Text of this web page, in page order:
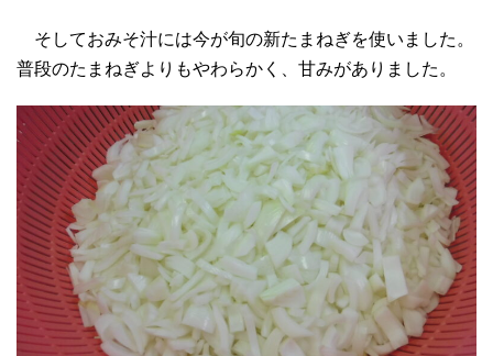
そしておみそ汁には今が旬の新たまねぎを使いました。
普段のたまねぎよりもやわらかく、甘みがありました。